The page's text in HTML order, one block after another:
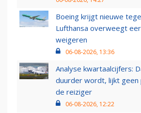
Boeing krijgt nieuwe
Lufthansa overweegt
weigeren
06-08-2026, 13:36
Analyse kwartaalcijfers:
duurder wordt, lijkt
de reiziger
06-08-2026, 12:22